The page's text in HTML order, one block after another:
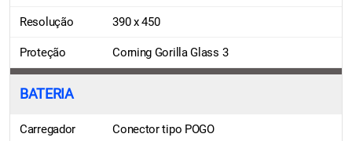
Resolução 390 x 450
Proteção Corning Gorilla Glass 3
BATERIA
Carregador Conector tipo POGO